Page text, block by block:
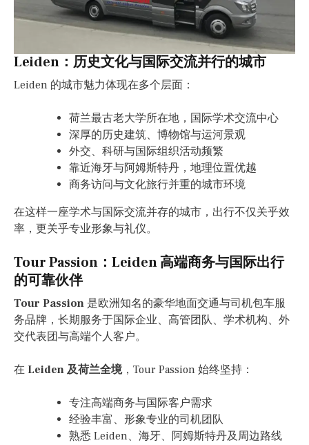
Leiden：历史文化与国际交流并行的城市
Leiden 的城市魅力体现在多个层面：
荷兰最古老大学所在地，国际学术交流中心
深厚的历史建筑、博物馆与运河景观
外交、科研与国际组织活动频繁
靠近海牙与阿姆斯特丹，地理位置优越
商务访问与文化旅行并重的城市环境
在这样一座学术与国际交流并存的城市，出行不仅关乎效
率，更关乎专业形象与礼仪。
Tour Passion：Leiden 高端商务与国际出行
的可靠伙伴
Tour Passion 是欧洲知名的豪华地面交通与司机包车服
务品牌，长期服务于国际企业、高管团队、学术机构、外
交代表团与高端个人客户。
在 Leiden 及荷兰全境，Tour Passion 始终坚持：
专注高端商务与国际客户需求
经验丰富、形象专业的司机团队
熟悉 Leiden、海牙、阿姆斯特丹及周边路线